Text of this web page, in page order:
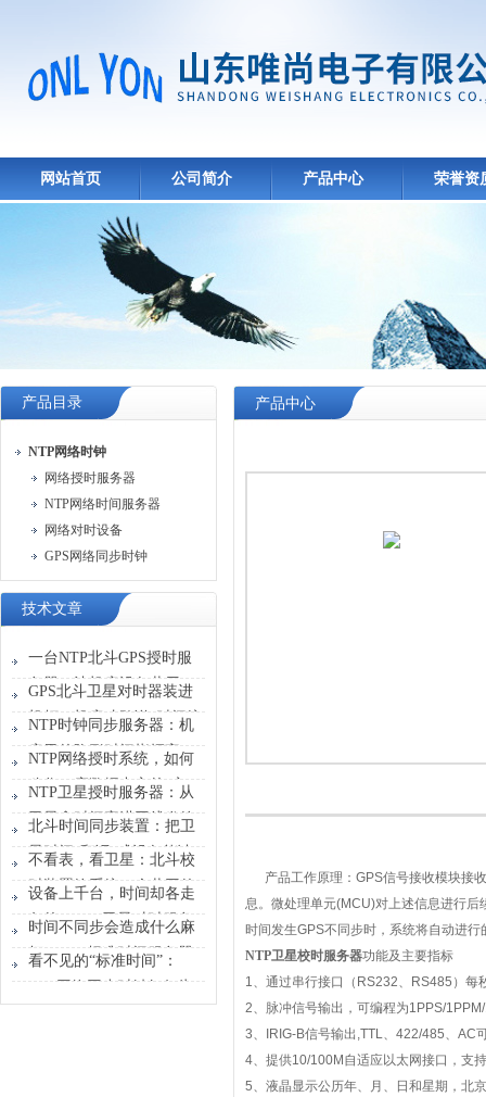
网站首页 公司简介 产品中心 荣誉资
产品目录
NTP网络时钟
网络授时服务器
NTP网络时间服务器
网络对时设备
GPS网络同步时钟
技术文章
一台NTP北斗GPS授时服
务器，让机房设备共用一
张“时刻表”
GPS北斗卫星对时器装进
机柜，机房才敢说“时间统
一”
NTP时钟同步服务器：机
房里的隐形时间指挥官
NTP网络授时系统，如何
稳住一座数据中心的“心
跳”？
NTP卫星授时服务器：从
卫星拿时间塞进网线发给
设备
北斗时间同步装置：把卫
星时间“翻译”成设备能读
懂的信号
不看表，看卫星：北斗校
时装置给系统一个共同的
时间原点
设备上千台，时间却各走
各的？GPS卫星对时服务
器能做什么？
时间不同步会造成什么麻
烦？GPS标准时间服务器
解决的不只是校时
看不见的“标准时间”：
GPS网络同步时钟如何为
产品中心
产品工作原理： GPS信号接收模块接
息。微处理单元(MCU)对上述信息进行后
时间发生GPS不同步时，系统将自动进行
NTP卫星校时服务器功能及主要指标
1、通过串行接口（ RS232、 RS485 ）每
2、脉冲信号输出，可编程为1PPS/
3、 IRIG-B信号输出 ,TTL、 422/485、 AC
4、提供10/100M 自适应以太网接口，支持
5、液晶显示公历年、月、日和星期，北